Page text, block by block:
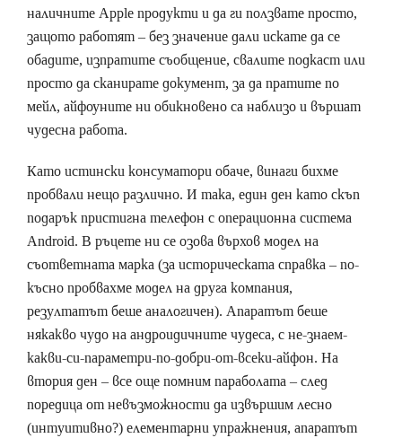
наличните Apple продукти и да ги ползвате просто,
защото работят – без значение дали искате да се
обадите, изпратите съобщение, свалите подкаст или
просто да сканирате документ, за да пратите по
мейл, айфоуните ни обикновено са наблизо и вършат
чудесна работа.
Като истински консуматори обаче, винаги бихме
пробвали нещо различно. И така, един ден като скъп
подарък пристигна телефон с операционна система
Android. В ръцете ни се озова върхов модел на
съответната марка (за историческата справка – по-
късно пробвахме модел на друга компания,
резултатът беше аналогичен). Апаратът беше
някакво чудо на андроидичните чудеса, с не-знаем-
какви-си-параметри-по-добри-от-всеки-айфон. На
втория ден – все още помним параболата – след
поредица от невъзможности да извършим лесно
(интуитивно?) елементарни упражнения, апаратът